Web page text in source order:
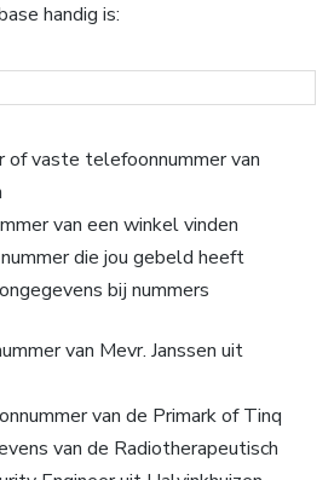
handig is:
of vaste telefoonnummer van
van een winkel vinden
die jou gebeld heeft
bij nummers
van Mevr. Janssen uit
van de Primark of Tinq
van de Radiotherapeutisch